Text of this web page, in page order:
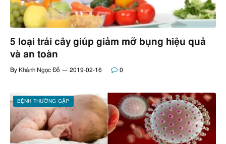
5 loại trái cây giúp giảm mỡ bụng hiệu quả
và an toàn
By Khánh Ngọc Đỗ 2019-02-16 0
BỆNH THƯỜNG GẶP